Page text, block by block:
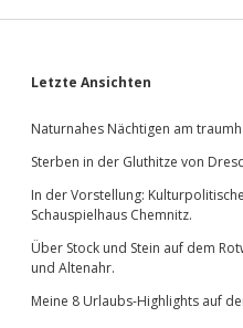
Sidebar
Letzte Ansichten
Naturnahes Nächtigen am
Sterben in der Gluthitze von
In der Vorstellung:
Schauspielhaus Chemnitz.
Über Stock und Stein auf dem
und Altenahr.
Meine 8 Urlaubs-Highlights auf